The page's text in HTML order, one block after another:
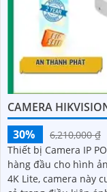
CAMERA
30%
6,210,000 ₫
Thiết bị Camera IP
hàng đầu cho hình ảnh chất
4K Lite, camera này